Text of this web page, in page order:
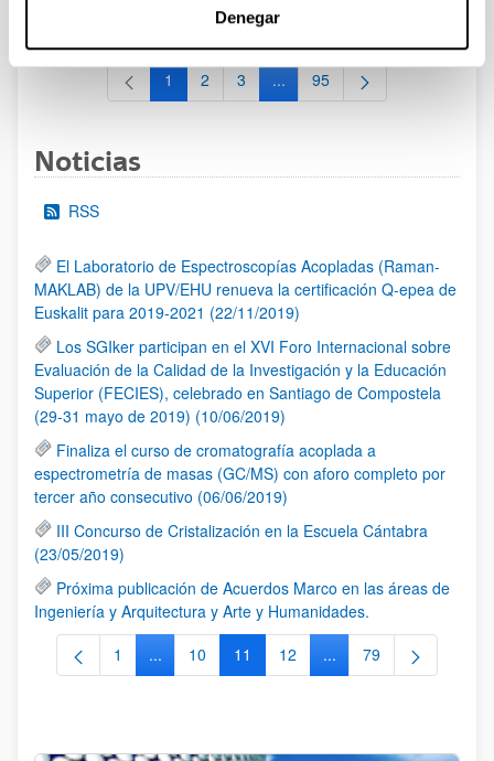
Denegar
al 30/07/2026 (ambos incluídos)
Página
1 Página
2 Página
3 ...Páginas intermedias Use TAB
Página
95
Noticias
RSS
El Laboratorio de Espectroscopías Acopladas (Raman-
MAKLAB) de la UPV/EHU renueva la certificación Q-epea de
Euskalit para 2019-2021 (22/11/2019)
Los SGIker participan en el XVI Foro Internacional sobre
Evaluación de la Calidad de la Investigación y la Educación
Superior (FECIES), celebrado en Santiago de Compostela
(29-31 mayo de 2019) (10/06/2019)
Finaliza el curso de cromatografía acoplada a
espectrometría de masas (GC/MS) con aforo completo por
tercer año consecutivo (06/06/2019)
III Concurso de Cristalización en la Escuela Cántabra
(23/05/2019)
Próxima publicación de Acuerdos Marco en las áreas de
Ingeniería y Arquitectura y Arte y Humanidades.
Página
1 ...Páginas intermedias Use TAB para desplazarse.
Página
10 Página
11 Página
12 ...Páginas intermedias
Página
79